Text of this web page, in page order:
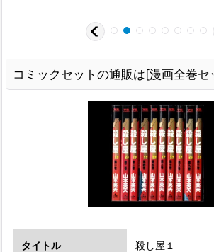
コミックセットの通販は[漫画全巻セ
タイトル 殺し屋１